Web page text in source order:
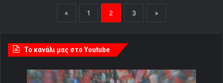
« 1 2 3 »
Tο κανάλι μας στο Youtube